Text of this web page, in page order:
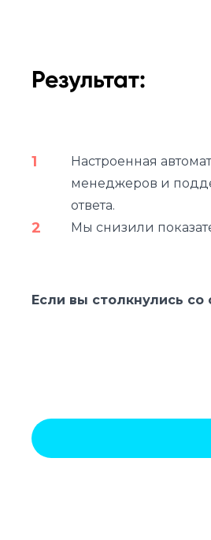
Результат:
Настроенная
менеджеров и
ответа.
Мы снизили
Если вы столкнулись